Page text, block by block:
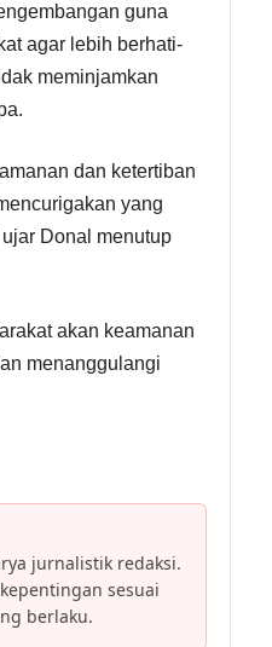
guna
agar lebih berhati-
meminjamkan
dan ketertiban
yang
Donal menutup
akan keamanan
menanggulangi
jurnalistik redaksi.
sesuai
berlaku.